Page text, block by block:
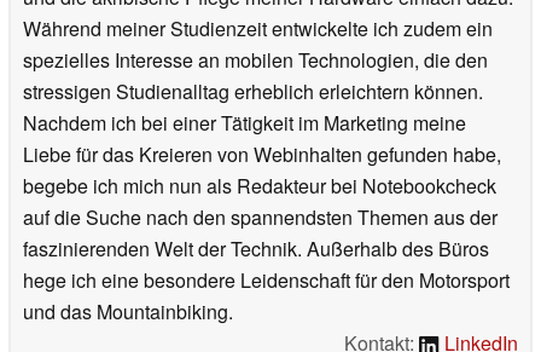
Während meiner Studienzeit entwickelte ich zudem ein
spezielles Interesse an mobilen Technologien, die den
stressigen Studienalltag erheblich erleichtern können.
Nachdem ich bei einer Tätigkeit im Marketing meine
Liebe für das Kreieren von Webinhalten gefunden habe,
begebe ich mich nun als Redakteur bei Notebookcheck
auf die Suche nach den spannendsten Themen aus der
faszinierenden Welt der Technik. Außerhalb des Büros
hege ich eine besondere Leidenschaft für den Motorsport
und das Mountainbiking.
Kontakt:
LinkedIn